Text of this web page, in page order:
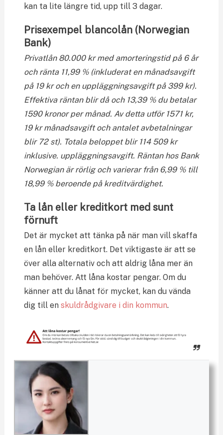
kan ta lite längre tid, upp till 3 dagar.
Prisexempel blancolån (Norwegian
Bank)
Privatlån 80.000 kr med amorteringstid på 6 år
och ränta 11,99 % (inkluderat en månadsavgift
på 19 kr och en uppläggningsavgift på 399 kr).
Effektiva räntan blir då och 13,39 % du betalar
1590 kronor per månad. Av detta utför 1571 kr,
19 kr månadsavgift och antalet avbetalningar
blir 72 st). Totala beloppet blir 114 509 kr
inklusive. uppläggningsavgift. Räntan hos Bank
Norwegian är rörlig och varierar från 6,99 % till
18,99 % beroende på kreditvärdighet.
Ta lån eller kreditkort med sunt
förnuft
Det är mycket att tänka på när man vill skaffa
en lån eller kreditkort. Det viktigaste är att se
över alla alternativ och att aldrig låna mer än
man behöver. Att låna kostar pengar. Om du
känner att du lånat för mycket, kan du vända
dig till en skuldrådgivare i din kommun.